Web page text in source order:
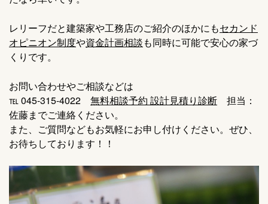
レリーフだと建築家や工務店のご紹介のほかにもセカンド
オピニオン制度や資金計画相談も同時に可能で安心の家づ
くりです。
お問い合わせやご相談などは
℡ 045-315-4022 無料相談予約 設計見積り診断 担当：
佐藤までご連絡ください。
また、ご質問などもお気軽にお申し付けください。ぜひ、
お待ちしております！！